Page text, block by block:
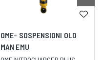
OME- SOSPENSIONI OLD
MAN EMU